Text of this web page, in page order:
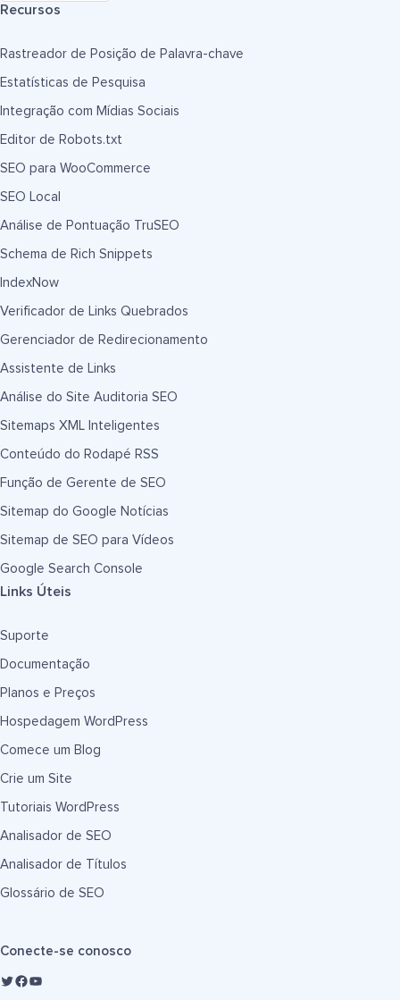
Recursos
Rastreador de Posição de Palavra-chave
Estatísticas de Pesquisa
Integração com Mídias Sociais
Editor de Robots.txt
SEO para WooCommerce
SEO Local
Análise de Pontuação TruSEO
Schema de Rich Snippets
IndexNow
Verificador de Links Quebrados
Gerenciador de Redirecionamento
Assistente de Links
Análise do Site Auditoria SEO
Sitemaps XML Inteligentes
Conteúdo do Rodapé RSS
Função de Gerente de SEO
Sitemap do Google Notícias
Sitemap de SEO para Vídeos
Google Search Console
Links Úteis
Suporte
Documentação
Planos e Preços
Hospedagem WordPress
Comece um Blog
Crie um Site
Tutoriais WordPress
Analisador de SEO
Analisador de Títulos
Glossário de SEO
Conecte-se conosco